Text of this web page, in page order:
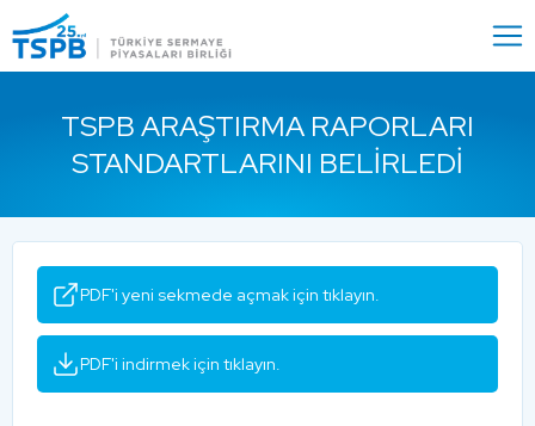
Close
TSPB ARAŞTIRMA RAPORLARI
STANDARTLARINI BELIRLEDI
PDF'i yeni sekmede açmak için tıklayın.
PDF'i indirmek için tıklayın.